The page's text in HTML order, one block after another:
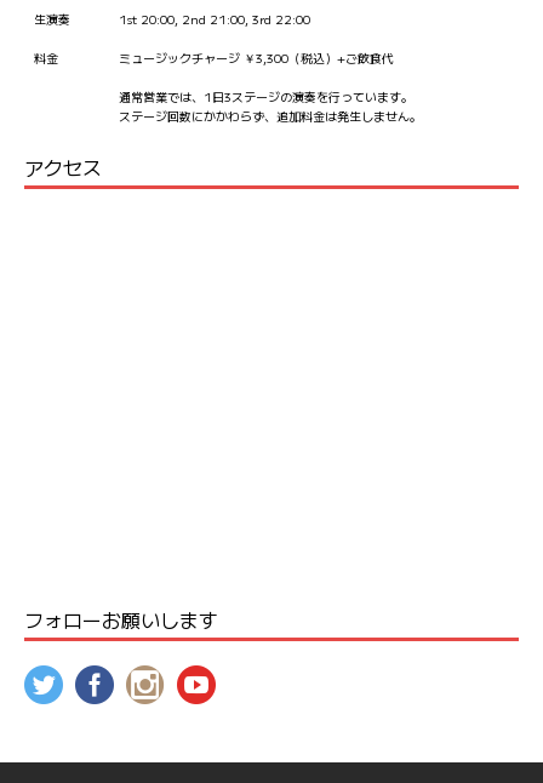
生演奏 1st 20:00, 2nd 21:00, 3rd 22:00
料金 ミュージックチャージ ￥3,300（税込）+ご飲食代
通常営業では、1日3ステージの演奏を行っています。
ステージ回数にかかわらず、追加料金は発生しません。
アクセス
フォローお願いします